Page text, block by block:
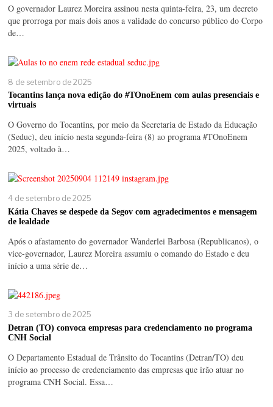
O governador Laurez Moreira assinou nesta quinta-feira, 23, um decreto
que prorroga por mais dois anos a validade do concurso público do Corpo
de…
8 de setembro de 2025
Tocantins lança nova edição do #TOnoEnem com aulas presenciais e
virtuais
O Governo do Tocantins, por meio da Secretaria de Estado da Educação
(Seduc), deu início nesta segunda-feira (8) ao programa #TOnoEnem
2025, voltado à…
4 de setembro de 2025
Kátia Chaves se despede da Segov com agradecimentos e mensagem
de lealdade
Após o afastamento do governador Wanderlei Barbosa (Republicanos), o
vice-governador, Laurez Moreira assumiu o comando do Estado e deu
início a uma série de…
3 de setembro de 2025
Detran (TO) convoca empresas para credenciamento no programa
CNH Social
O Departamento Estadual de Trânsito do Tocantins (Detran/TO) deu
início ao processo de credenciamento das empresas que irão atuar no
programa CNH Social. Essa…